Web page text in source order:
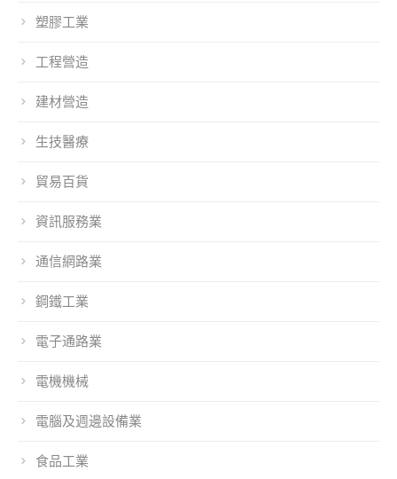
塑膠工業
工程營造
建材營造
生技醫療
貿易百貨
資訊服務業
通信網路業
鋼鐵工業
電子通路業
電機機械
電腦及週邊設備業
食品工業